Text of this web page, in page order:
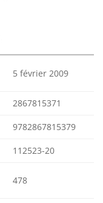
5 février 2009
2867815371
9782867815379
112523-20
478